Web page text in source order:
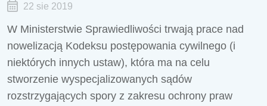
22 sie 2019
W Ministerstwie Sprawiedliwości trwają prace nad
nowelizacją Kodeksu postępowania cywilnego (i
niektórych innych ustaw), która ma na celu
stworzenie wyspecjalizowanych sądów
rozstrzygających spory z zakresu ochrony praw